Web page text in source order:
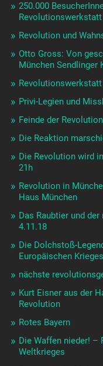
250.000
Revolutionswerkstatt
Revolution und
Otto Gross: Von
München Sendlinger
Privi-Legien und
Feinde der
Die Reaktion
Die Revolution wird
21h
Revolution in
Haus München
Das Raubtier und
4.11.18
Die Dolchstoß-
Europäischen Krieges
nächste
Kurt Eisner aus der
Revolution
Rotes Bayern
Die Waffen nieder! –
Weltkrieges